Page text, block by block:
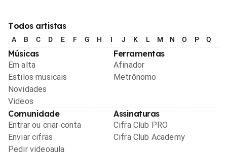
Todos artistas
A B C D E F G H I J K L M N O P Q
Músicas
Em alta
Estilos musicais
Novidades
Videos
Ferramentas
Afinador
Metrônomo
Comunidade
Entrar ou criar conta
Enviar cifras
Pedir videoaula
Assinaturas
Cifra Club PRO
Cifra Club Academy